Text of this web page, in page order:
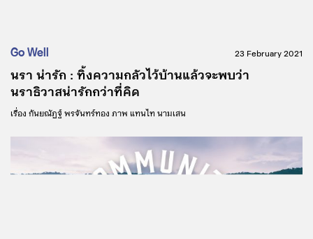
Go Well 23 February 2021
นรา น่ารัก : ทิ้งความกลัวไว้บ้านแล้วจะพบว่า
นราธิวาสน่ารักกว่าที่คิด
เรื่อง กันยณัฏฐ์ พรจันทร์ทอง ภาพ แทนไท นามเสน